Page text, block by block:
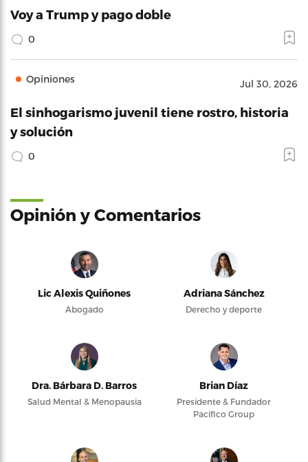
Voy a Trump y pago doble
0
Opiniones Jul 30, 2026
El sinhogarismo juvenil tiene rostro, historia
y solución
0
Opinión y Comentarios
Lic Alexis Quiñones
Abogado
Adriana Sánchez
Derecho y deporte
Dra. Bárbara D. Barros
Salud Mental & Menopausia
Brian Díaz
Presidente & Fundador
Pacifico Group